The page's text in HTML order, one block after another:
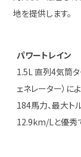
地を提供します。
パワートレイン
1.5L 直列4気筒タ
ェネレーター）に
184馬力、最大ト
12.9km/Lと優秀